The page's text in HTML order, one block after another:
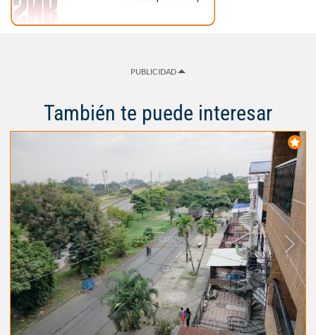
PUBLICIDAD
También te puede interesar